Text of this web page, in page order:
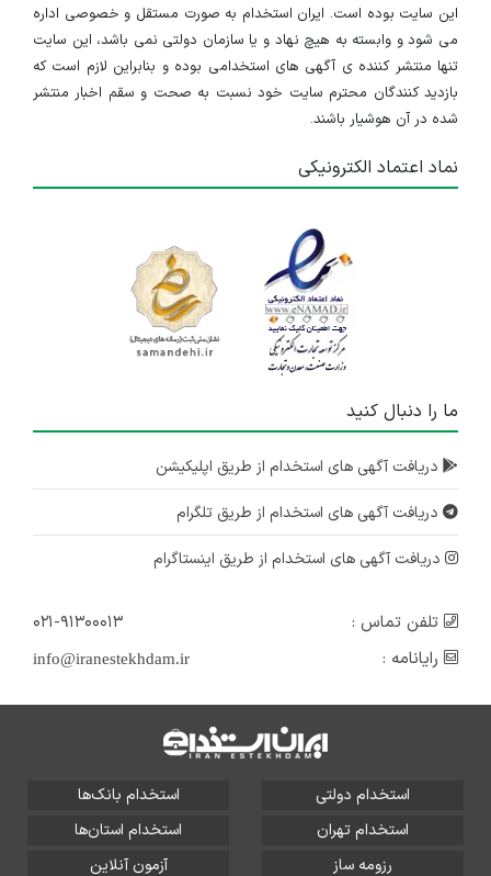
این سایت بوده است. ایران استخدام به صورت مستقل و خصوصی اداره
می شود و وابسته به هیچ نهاد و یا سازمان دولتی نمی باشد، این سایت
تنها منتشر کننده ی آگهی های استخدامی بوده و بنابراین لازم است که
بازدید کنندگان محترم سایت خود نسبت به صحت و سقم اخبار منتشر
شده در آن هوشیار باشند.
نماد اعتماد الکترونیکی
ما را دنبال کنید
دریافت آگهی های استخدام از طریق اپلیکیشن
دریافت آگهی های استخدام از طریق تلگرام
دریافت آگهی های استخدام از طریق اینستاگرام
تلفن تماس :
۰۲۱-۹۱۳۰۰۰۱۳
رایانامه :
info@iranestekhdam.ir
استخدام دولتی
استخدام بانک‌ها
استخدام تهران
استخدام استان‌ها
رزومه ساز
آزمون آنلاین